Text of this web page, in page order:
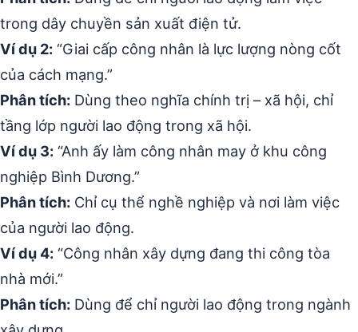
trong dây chuyền sản xuất điện tử.
Ví dụ 2: “Giai cấp công nhân là lực lượng nòng cốt
của cách mạng.”
Phân tích: Dùng theo nghĩa chính trị – xã hội, chỉ
tầng lớp người lao động trong xã hội.
Ví dụ 3: “Anh ấy làm công nhân may ở khu công
nghiệp Bình Dương.”
Phân tích: Chỉ cụ thể nghề nghiệp và nơi làm việc
của người lao động.
Ví dụ 4: “Công nhân xây dựng đang thi công tòa
nhà mới.”
Phân tích: Dùng để chỉ người lao động trong ngành